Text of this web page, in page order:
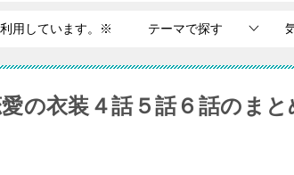
用しています。※ テーマで探す
の衣装４話５話６話のまと